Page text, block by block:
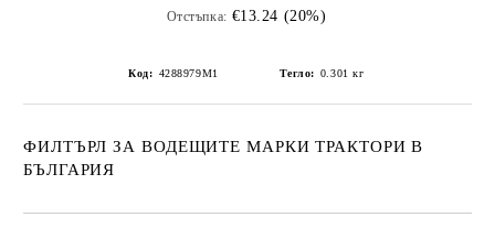
Отстъпка: €13.24 (20%)
Код: 4288979M1 Тегло: 0.301 кг
ФИЛТЪРЛ ЗА ВОДЕЩИТЕ МАРКИ ТРАКТОРИ В
БЪЛГАРИЯ